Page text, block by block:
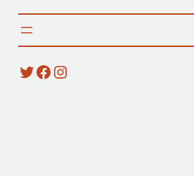
X Facebook Instagram